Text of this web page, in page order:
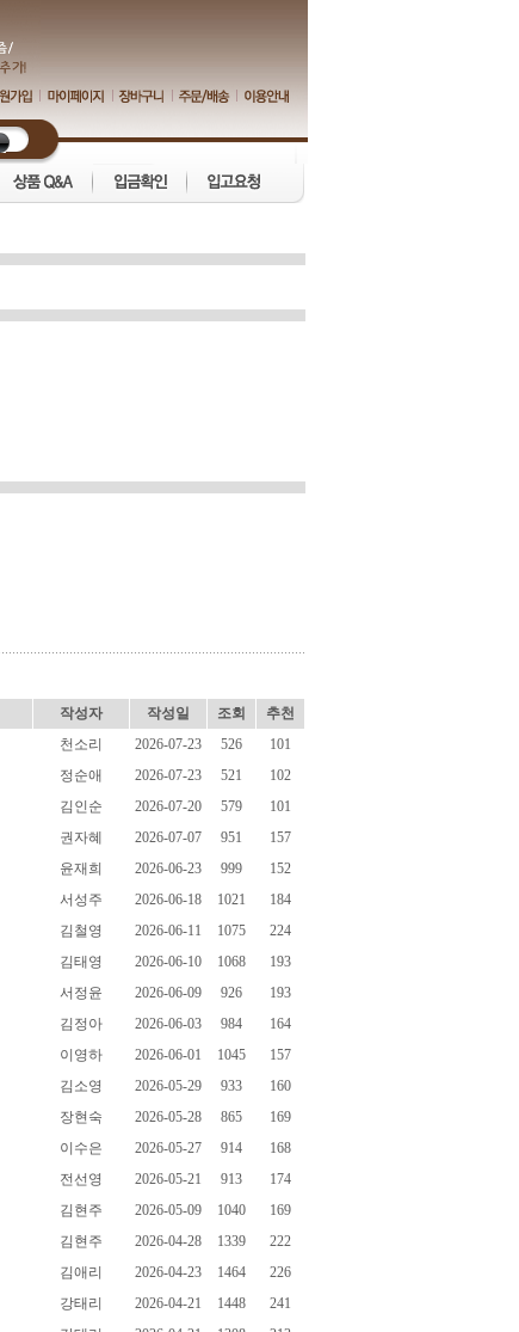
작성자 작성일 조회
추천
천소리 2026-07-23 526
101
정순애 2026-07-23 521
102
김인순 2026-07-20 579
101
권자혜 2026-07-07 951
157
윤재희 2026-06-23 999
152
서성주 2026-06-18 1021
184
김철영 2026-06-11 1075
224
김태영 2026-06-10 1068
193
서정윤 2026-06-09 926
193
김정아 2026-06-03 984
164
이영하 2026-06-01 1045
157
김소영 2026-05-29 933
160
장현숙 2026-05-28 865
169
이수은 2026-05-27 914
168
전선영 2026-05-21 913
174
김현주 2026-05-09 1040
169
김현주 2026-04-28 1339
222
김애리 2026-04-23 1464
226
강태리 2026-04-21 1448
241